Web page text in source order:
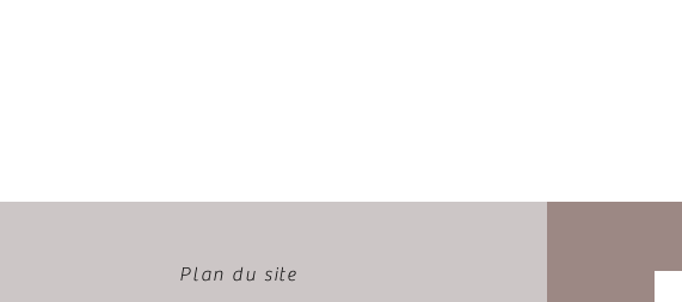
Plan du site